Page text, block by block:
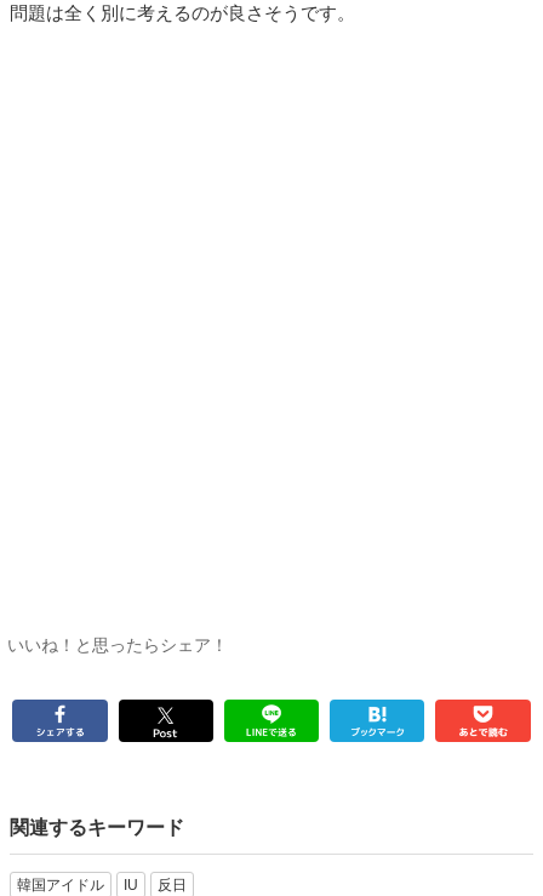
問題は全く別に考えるのが良さそうです。
いいね！と思ったらシェア！
関連するキーワード
韓国アイドル IU 反日